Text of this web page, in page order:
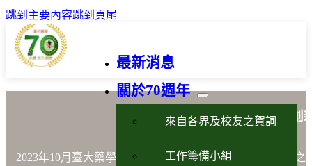
跳到主要內容跳到頁尾
最新消息
關於70週年
來自各界及校友之賀詞
工作籌備小組
藥學永續活力創
2023年10月臺大藥學70週年以藥學「永續、活力、創新」
之